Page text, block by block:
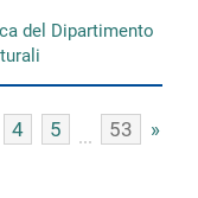
del Dipartimento
4 5 53 »